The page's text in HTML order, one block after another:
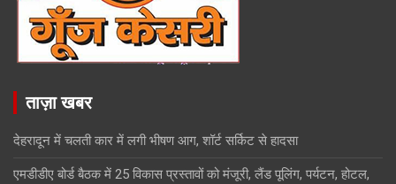
ताज़ा खबर
देहरादून में चलती कार में लगी भीषण आग, शॉर्ट सर्किट से हादसा
एमडीडीए बोर्ड बैठक में 25 विकास प्रस्तावों को मंजूरी, लैंड पूलिंग, पर्यटन, होटल,